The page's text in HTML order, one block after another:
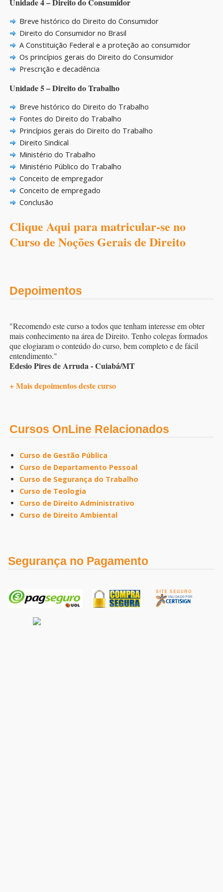
Breve histórico do Direito do Consumidor
Direito do Consumidor no Brasil
A Constituição Federal e a proteção ao consumidor
Os princípios gerais do Direito do Consumidor
Prescrição e decadência
Unidade 5 – Direito do Trabalho
Breve histórico do Direito do Trabalho
Fontes do Direito do Trabalho
Princípios gerais do Direito do Trabalho
Direito Sindical
Ministério do Trabalho
Ministério Público do Trabalho
Conceito de empregador
Conceito de empregado
Conclusão
Clique Aqui para matricular-se no
Curso de Noções Gerais de Direito
Depoimentos
"Recomendo este curso a todos que tenham interesse em obter
mais conhecimento na área de Direito. Tenho colegas formados
que elogiaram o conteúdo do curso, bem completo e de fácil
entendimento."
Edesio Pires de Arruda - Cuiabá/MT
+ Mais depoimentos deste curso
Cursos OnLine Relacionados
Curso de Gestão Pública
Curso de Departamento Pessoal
Curso de Segurança do Trabalho
Curso de Teologia
Curso de Direito Administrativo
Curso de Direito Ambiental
Segurança no Pagamento